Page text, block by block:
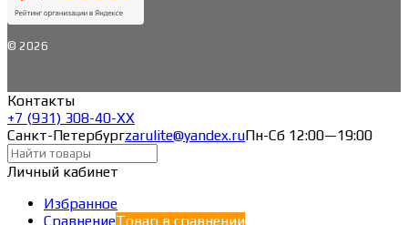
© 2026
Контакты
+7 (931) 308-40-ХХ
Санкт-Петербургzarulite@yandex.ruПн-Сб 12:00—19:00
Личный кабинет
Избранное
СравнениеТовар в сравнении